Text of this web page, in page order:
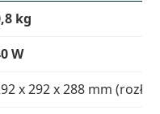
kg
W
x 292 x 288 mm